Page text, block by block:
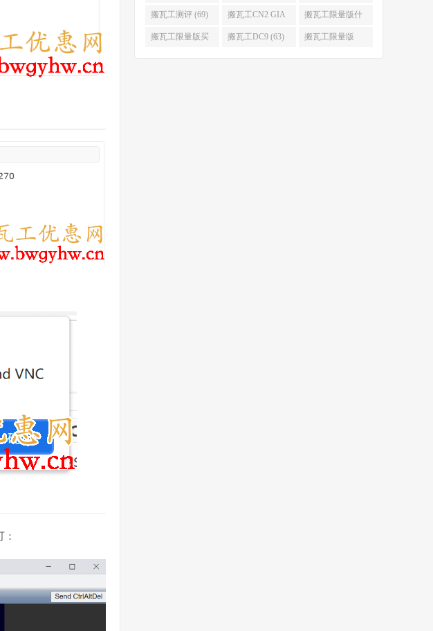
优惠 (82) QQ群 (76) E便宜套餐 (76)
搬瓦工测评 (69) 搬瓦工CN2 GIA
限量版补货 (67)
搬瓦工限量版什
么时候补货 (67)
搬瓦工限量版买 搬瓦工DC9 (63) 搬瓦工限量版